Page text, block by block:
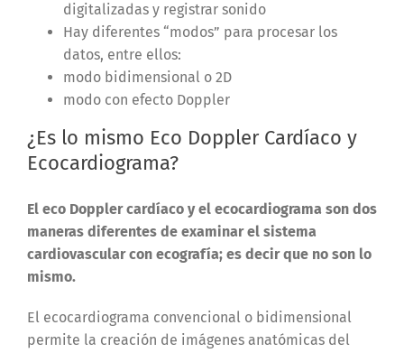
digitalizadas y registrar sonido
Hay diferentes “modos” para procesar los
datos, entre ellos:
modo bidimensional o 2D
modo con efecto Doppler
¿Es lo mismo Eco Doppler Cardíaco y
Ecocardiograma?
El eco Doppler cardíaco y el ecocardiograma son dos
maneras diferentes de examinar el sistema
cardiovascular con ecografía; es decir que no son lo
mismo.
El ecocardiograma convencional o bidimensional
permite la creación de imágenes anatómicas del